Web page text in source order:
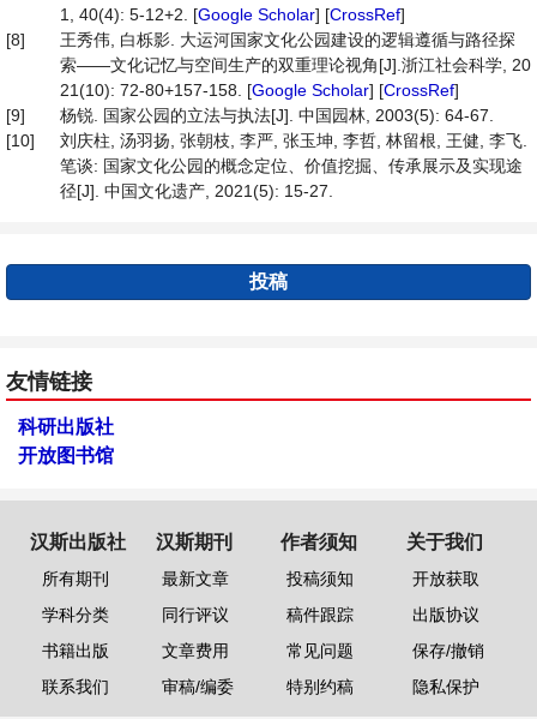
1, 40(4): 5-12+2. [Google Scholar] [CrossRef]
[8]
王秀伟, 白栎影. 大运河国家文化公园建设的逻辑遵循与路径探
索——文化记忆与空间生产的双重理论视角[J].浙江社会科学, 20
21(10): 72-80+157-158. [Google Scholar] [CrossRef]
[9]
杨锐. 国家公园的立法与执法[J]. 中国园林, 2003(5): 64-67.
[10]
刘庆柱, 汤羽扬, 张朝枝, 李严, 张玉坤, 李哲, 林留根, 王健, 李飞.
笔谈: 国家文化公园的概念定位、价值挖掘、传承展示及实现途
径[J]. 中国文化遗产, 2021(5): 15-27.
投稿
友情链接
科研出版社
开放图书馆
汉斯出版社
所有期刊
学科分类
书籍出版
联系我们
汉斯期刊
最新文章
同行评议
文章费用
审稿/编委
作者须知
投稿须知
稿件跟踪
常见问题
特别约稿
关于我们
开放获取
出版协议
保存/撤销
隐私保护